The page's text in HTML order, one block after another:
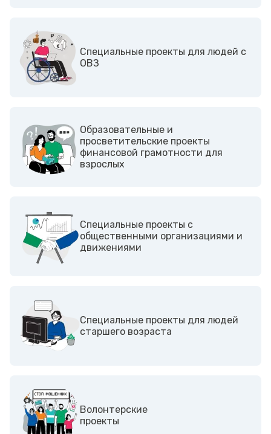
Cпециальные проекты для людей с
ОВЗ
Образовательные и
просветительские проекты
финансовой грамотности для
взрослых
Cпециальные проекты с
общественными организациями и
движениями
Специальные проекты для людей
старшего возраста
Волонтерские
проекты